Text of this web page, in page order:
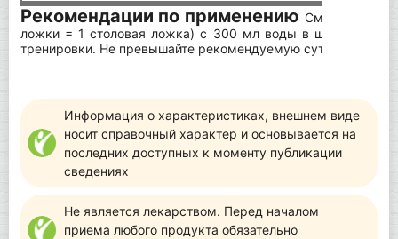
Рекомендации по применению Смешайте
ложки = 1 столовая ложка) с 300 мл воды в шейкере.
тренировки. Не превышайте рекомендуемую суточную дозу.
Информация о характеристиках, внешнем виде
носит справочный характер и основывается на
последних доступных к моменту публикации
сведениях
Не является лекарством. Перед началом
приема любого продукта обязательно